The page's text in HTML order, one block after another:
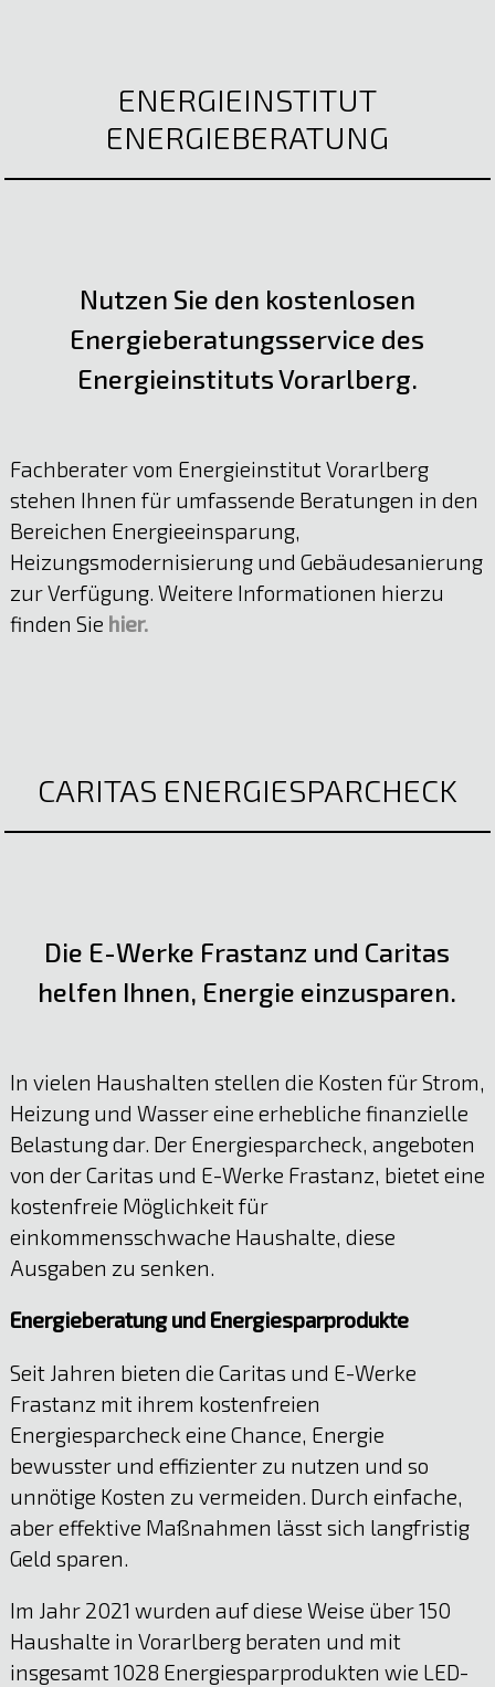
ENERGIEINSTITUT
ENERGIEBERATUNG
Nutzen Sie den kostenlosen
Energieberatungsservice des
Energieinstituts Vorarlberg.
Fachberater vom Energieinstitut Vorarlberg
stehen Ihnen für umfassende Beratungen in den
Bereichen Energieeinsparung,
Heizungsmodernisierung und Gebäudesanierung
zur Verfügung. Weitere Informationen hierzu
finden Sie hier.
CARITAS ENERGIESPARCHECK
Die E-Werke Frastanz und Caritas
helfen Ihnen, Energie einzusparen.
In vielen Haushalten stellen die Kosten für Strom,
Heizung und Wasser eine erhebliche finanzielle
Belastung dar. Der Energiesparcheck, angeboten
von der Caritas und E-Werke Frastanz, bietet eine
kostenfreie Möglichkeit für
einkommensschwache Haushalte, diese
Ausgaben zu senken.
Energieberatung und Energiesparprodukte
Seit Jahren bieten die Caritas und E-Werke
Frastanz mit ihrem kostenfreien
Energiesparcheck eine Chance, Energie
bewusster und effizienter zu nutzen und so
unnötige Kosten zu vermeiden. Durch einfache,
aber effektive Maßnahmen lässt sich langfristig
Geld sparen.
Im Jahr 2021 wurden auf diese Weise über 150
Haushalte in Vorarlberg beraten und mit
insgesamt 1028 Energiesparprodukten wie LED-